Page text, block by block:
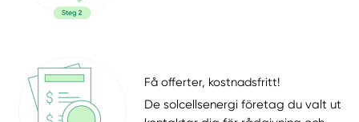
Få offerter, kostnadsfritt!
De solcellsenergi företag du valt ut